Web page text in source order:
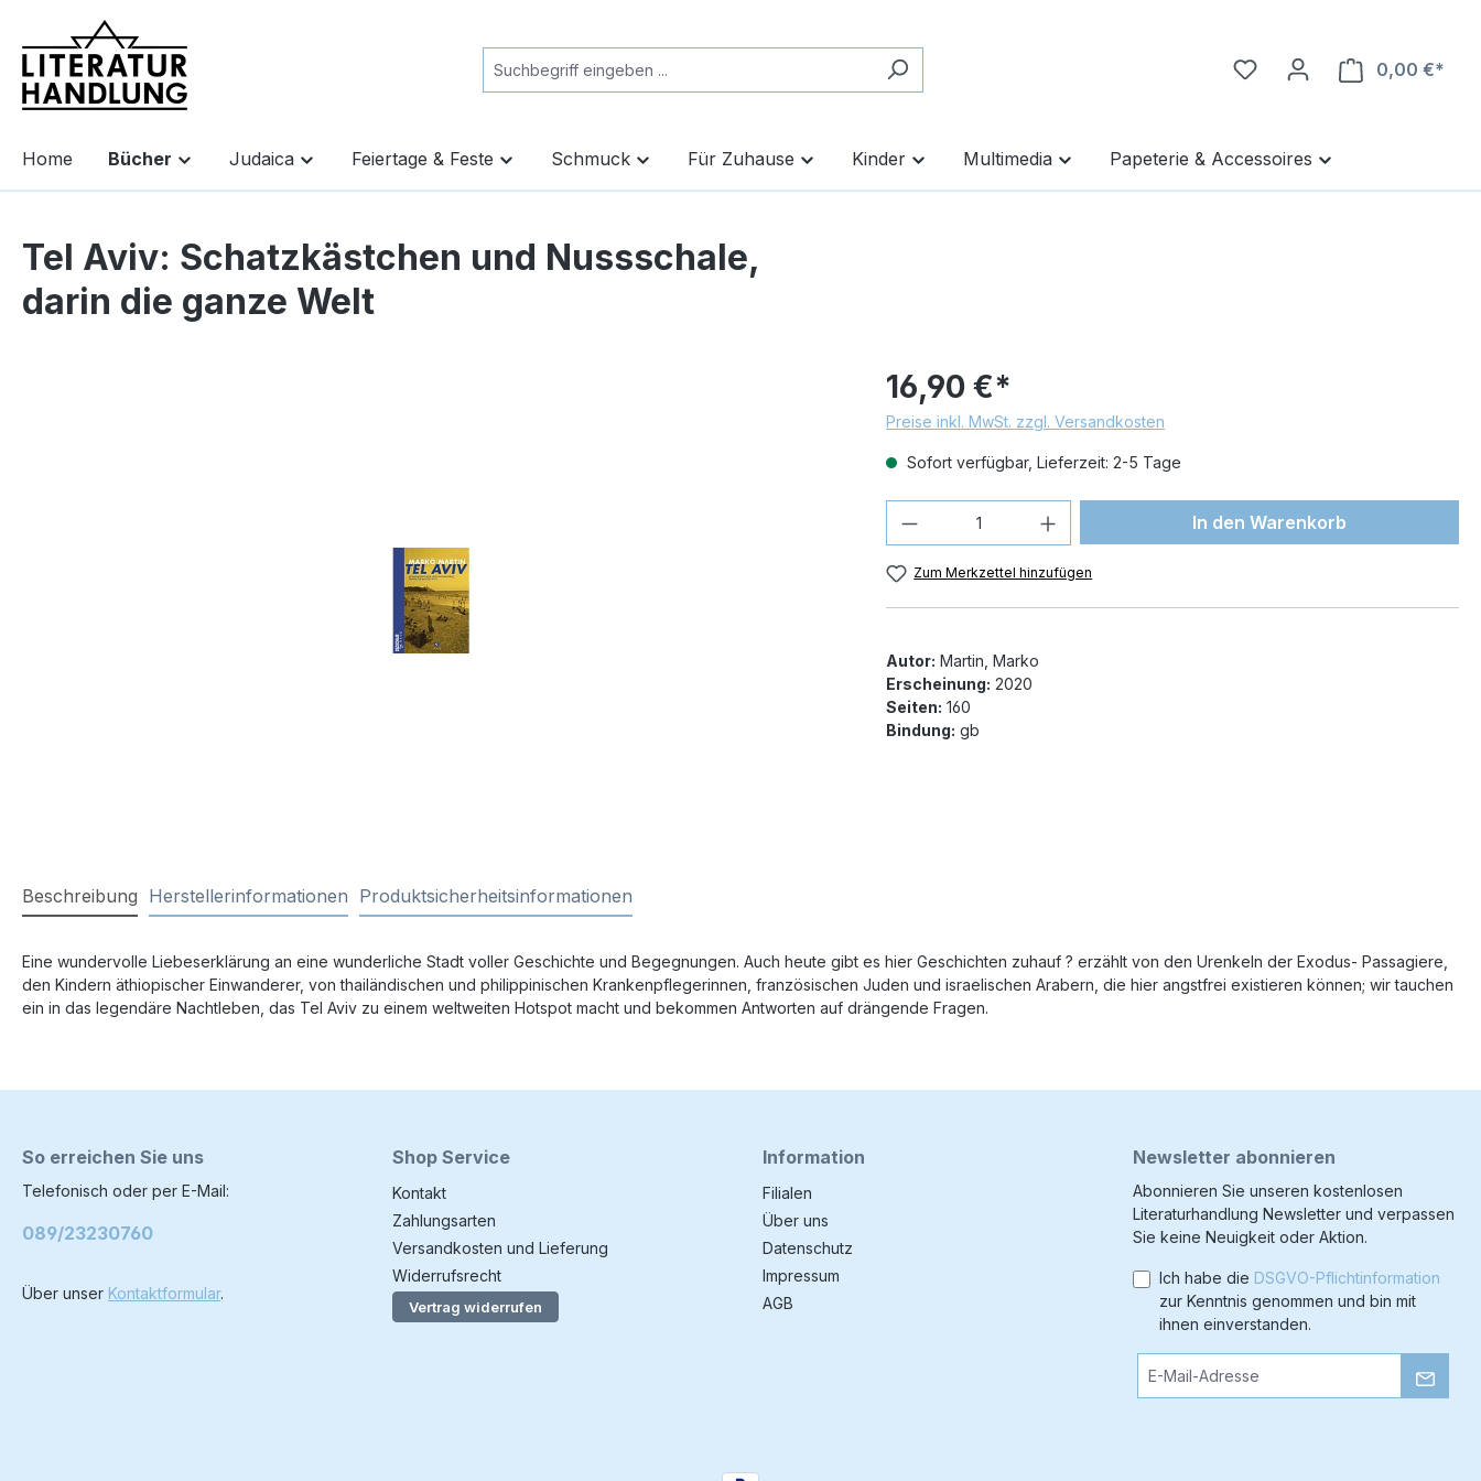
Zur Hauptnavigation springen
0,00 €*
Home Bücher Judaica Feiertage & Feste Schmuck Für Zuhause Kinder Multimedia Papeterie & Accessoires
Tel Aviv: Schatzkästchen und Nussschale,
darin die ganze Welt
16,90 €*
Preise inkl. MwSt. zzgl. Versandkosten
Sofort verfügbar, Lieferzeit: 2-5 Tage
Produkt Anzahl: Gib den gewünschten Wert
In den Warenkorb
Zum Merkzettel hinzufügen
Autor: Martin, Marko
Erscheinung: 2020
Seiten: 160
Bindung: gb
Beschreibung Herstellerinformationen Produktsicherheitsinformationen
Eine wundervolle Liebeserklärung an eine wunderliche Stadt voller Geschichte und Begegnungen. Auch heute gibt es hier Geschichten zuhauf ? erzählt von den Urenkeln der Exodus- Passagiere,
den Kindern äthiopischer Einwanderer, von thailändischen und philippinischen Krankenpflegerinnen, französischen Juden und israelischen Arabern, die hier angstfrei existieren können; wir tauchen
ein in das legendäre Nachtleben, das Tel Aviv zu einem weltweiten Hotspot macht und bekommen Antworten auf drängende Fragen.
So erreichen Sie uns
Telefonisch oder per E-Mail:
089/23230760
Über unser Kontaktformular.
Shop Service
Kontakt
Zahlungsarten
Versandkosten und Lieferung
Widerrufsrecht
Vertrag widerrufen
Information
Filialen
Über uns
Datenschutz
Impressum
AGB
Newsletter abonnieren
Abonnieren Sie unseren kostenlosen
Literaturhandlung Newsletter und verpassen
Sie keine Neuigkeit oder Aktion.
Ich habe die DSGVO-Pflichtinformation
zur Kenntnis genommen und bin mit
ihnen einverstanden.